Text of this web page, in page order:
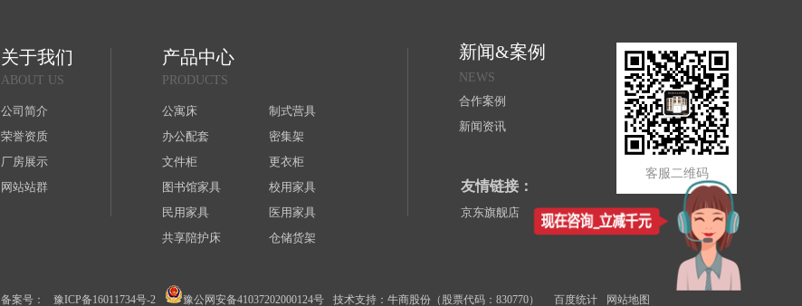
关于我们
ABOUT US
公司简介
荣誉资质
厂房展示
网站站群
产品中心
PRODUCTS
公寓床
制式营具
办公配套
密集架
文件柜
更衣柜
图书馆家具
校用家具
民用家具
医用家具
共享陪护床
仓储货架
新闻&案例
NEWS
合作案例
新闻资讯
客服二维码
备案号： 豫ICP备16011734号-2 豫公网安备41037202000124号 技术支持：牛商股份（股票代码：830770） 百度统计 网站地图
友情链接：
京东旗舰店